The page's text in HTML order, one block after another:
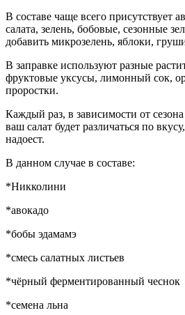
В составе чаще всего присутствует
салата, зелень, бобовые, сезонные
добавить микрозелень, яблоки,
В заправке используют разные
фруктовые уксусы, лимонный сок,
проростки.
Каждый раз, в зависимости от
ваш салат будет различаться по
надоест.
В данном случае в составе:
*Никколини
*авокадо
*бобы эдамамэ
*смесь салатных листьев
*чёрный ферментированный чеснок
*семена льна